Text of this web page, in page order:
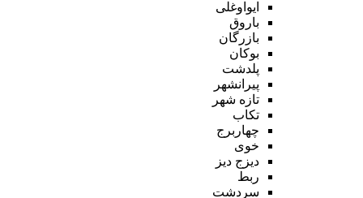
ایواوغلی
باروق
بازرگان
بوکان
پلدشت
پیرانشهر
تازه شهر
تکاب
چهاربرج
خوی
دیزج دیز
ربط
سردشت